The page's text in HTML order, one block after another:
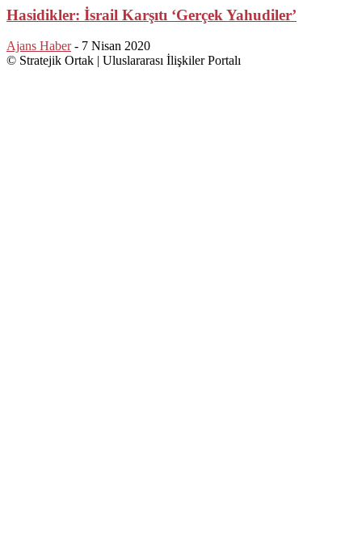
Hasidikler: İsrail Karşıtı ‘Gerçek Yahudiler’
Ajans Haber - 7 Nisan 2020
© Stratejik Ortak | Uluslararası İlişkiler Portalı